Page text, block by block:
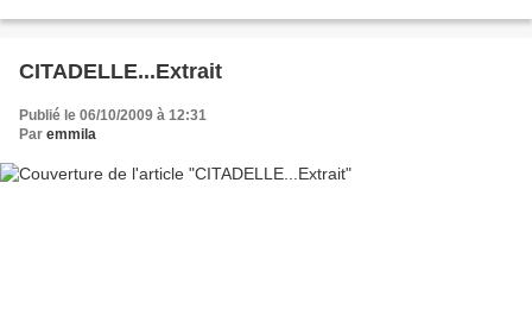
CITADELLE...Extrait
Publié le 06/10/2009 à 12:31
Par emmila